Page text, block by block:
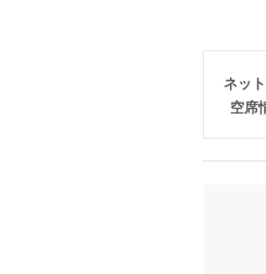
ネッ
空席